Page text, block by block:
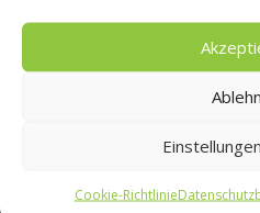
Cookie-Richtlinie
2011